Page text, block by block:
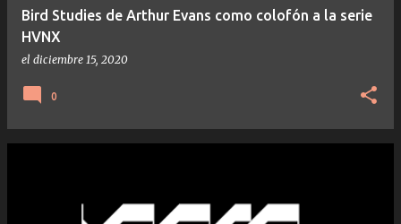
Bird Studies de Arthur Evans como colofón a la serie
HVNX
el diciembre 15, 2020
0